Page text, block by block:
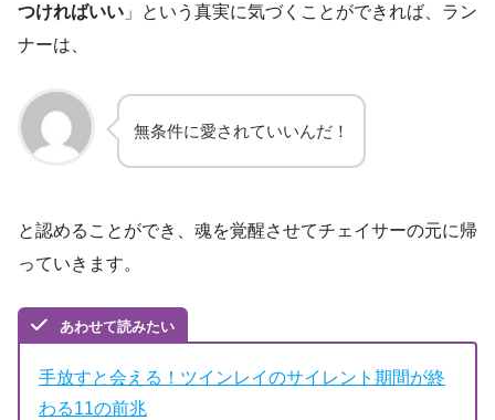
つければいい 」という真実に気づくことができれば、ラン
ナーは、
無条件に愛されていいんだ！
と認めることができ、魂を覚醒させてチェイサーの元に帰
っていきます。
あわせて読みたい
手放すと会える！ツインレイのサイレント期間が終
わる11の前兆